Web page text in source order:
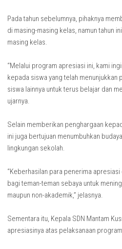
Pada tahun sebelumnya, pihaknya
di masing-masing kelas, namun tahun
masing kelas.
“Melalui program apresiasi ini, kami
kepada siswa yang telah
siswa lainnya untuk terus belajar dan
ujarnya.
Selain memberikan penghargaan
ini juga bertujuan menumbuhkan
lingkungan sekolah.
“Keberhasilan para penerima
bagi teman-teman sebaya untuk
maupun non-akademik,” jelasnya.
Sementara itu, Kepala SDN Mantam
apresiasinya atas pelaksanaan